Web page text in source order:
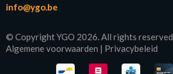
info@ygo.be
© Copyright YGO 2026. All rights reserved.
Algemene voorwaarden | Privacybeleid